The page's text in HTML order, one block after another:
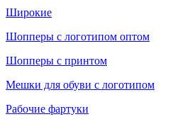
Широкие
Шопперы с логотипом оптом
Шопперы с принтом
Мешки для обуви с логотипом
Рабочие фартуки